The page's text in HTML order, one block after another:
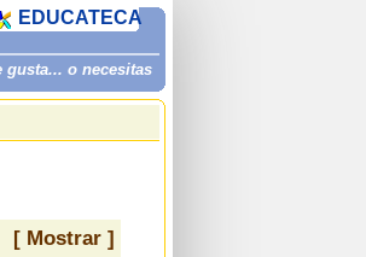
gusta... o necesitas
EDUCATECA
[ Mostrar ]